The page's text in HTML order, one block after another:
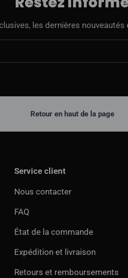
les dernières
Retour en haut de la page
Service client
Nous contacter
FAQ
État de la commande
Expédition et livraison
Retours et remboursements